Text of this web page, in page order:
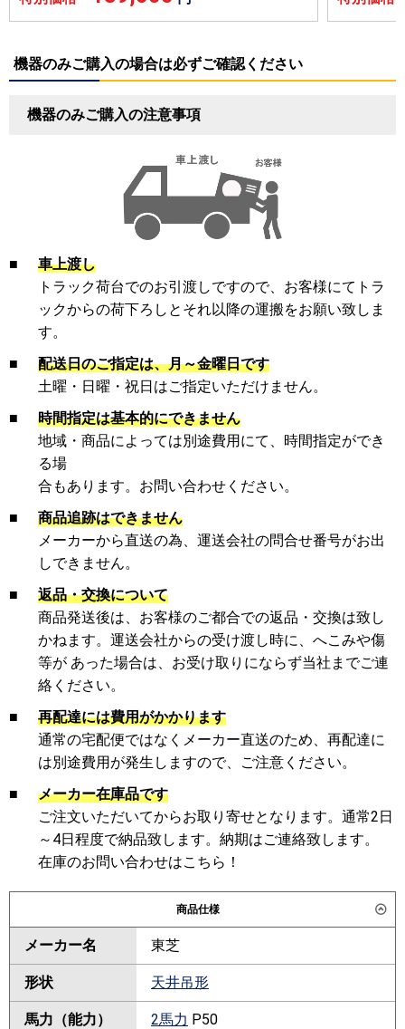
機器のみご購入の場合は必ずご確認ください
機器のみご購入の注意事項
■
車上渡し
トラック荷台でのお引渡しですので、お客様にてトラ
ックからの荷下ろしとそれ以降の運搬をお願い致しま
す。
■
配送日のご指定は、月～金曜日です
土曜・日曜・祝日はご指定いただけません。
■
時間指定は基本的にできません
地域・商品によっては別途費用にて、時間指定ができ
る場
合もあります。お問い合わせください。
■
商品追跡はできません
メーカーから直送の為、運送会社の問合せ番号がお出
しできません。
■
返品・交換について
商品発送後は、お客様のご都合での返品・交換は致し
かねます。運送会社からの受け渡し時に、へこみや傷
等が あった場合は、お受け取りにならず当社までご連
絡ください。
■
再配達には費用がかかります
通常の宅配便ではなくメーカー直送のため、再配達に
は別途費用が発生しますので、ご注意ください。
■
メーカー在庫品です
ご注文いただいてからお取り寄せとなります。通常2日
～4日程度で納品致します。納期はご連絡致します。
在庫のお問い合わせはこちら！
商品仕様
メーカー名 東芝
形状 天井吊形
馬力（能力） 2馬力 P50